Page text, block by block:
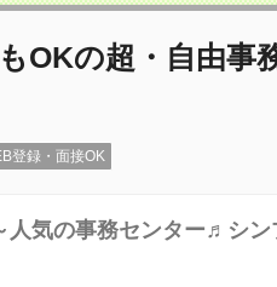
OKの超・自由事
登録・面接OK
人気の事務センター♬シ